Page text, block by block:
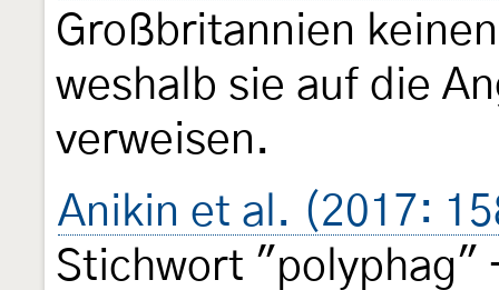
Großbritannien
weshalb sie auf die
verweisen.
Anikin et al. (2017:
Stichwort "polyphag"